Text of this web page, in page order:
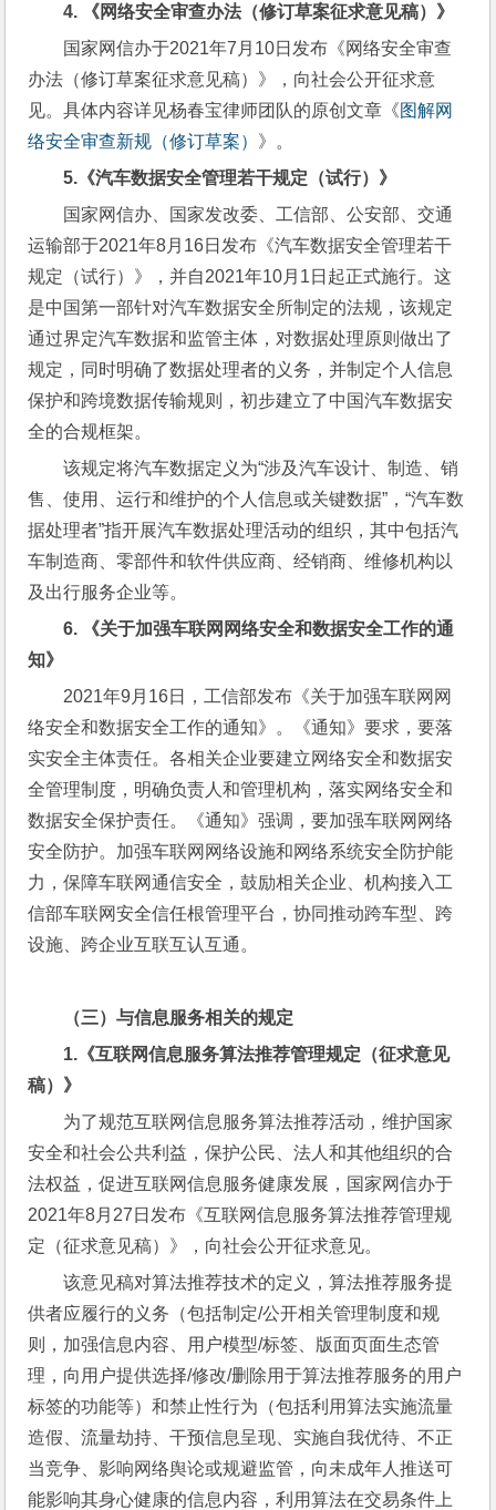
4.
《网络安全审查办法（修订草案征求意见稿）》
国家网信办于2021年7月10日发布《网络安全审查
办法（修订草案征求意见稿）》，向社会公开征求意
见。具体内容详见杨春宝律师团队的原创文章《图解网
络安全审查新规（修订草案） 》。
5. 《汽车数据安全管理若干规定（试行）》
国家网信办、国家发改委、工信部、公安部、交通
运输部于2021年8月16日发布《汽车数据安全管理若干
规定（试行）》，并自2021年10月1日起正式施行。这
是中国第一部针对汽车数据安全所制定的法规，该规定
通过界定汽车数据和监管主体，对数据处理原则做出了
规定，同时明确了数据处理者的义务，并制定个人信息
保护和跨境数据传输规则，初步建立了中国汽车数据安
全的合规框架。
该规定将汽车数据定义为“涉及汽车设计、制造、销
售、使用、运行和维护的个人信息或关键数据”，“汽车数
据处理者”指开展汽车数据处理活动的组织，其中包括汽
车制造商、零部件和软件供应商、经销商、维修机构以
及出行服务企业等。
6.
《关于加强车联网网络安全和数据安全工作的通
知》
2021年9月16日，工信部发布《关于加强车联网网
络安全和数据安全工作的通知》。《通知》要求，要落
实安全主体责任。各相关企业要建立网络安全和数据安
全管理制度，明确负责人和管理机构，落实网络安全和
数据安全保护责任。《通知》强调，要加强车联网网络
安全防护。加强车联网网络设施和网络系统安全防护能
力，保障车联网通信安全，鼓励相关企业、机构接入工
信部车联网安全信任根管理平台，协同推动跨车型、跨
设施、跨企业互联互认互通。
（三）与信息服务相关的规定
1. 《互联网信息服务算法推荐管理规定（征求意见
稿）》
为了规范互联网信息服务算法推荐活动，维护国家
安全和社会公共利益，保护公民、法人和其他组织的合
法权益，促进互联网信息服务健康发展，国家网信办于
2021年8月27日发布《互联网信息服务算法推荐管理规
定（征求意见稿）》，向社会公开征求意见。
该意见稿对算法推荐技术的定义，算法推荐服务提
供者应履行的义务（包括制定/公开相关管理制度和规
则，加强信息内容、用户模型/标签、版面页面生态管
理，向用户提供选择/修改/删除用于算法推荐服务的用户
标签的功能等）和禁止性行为（包括利用算法实施流量
造假、流量劫持、干预信息呈现、实施自我优待、不正
当竞争、影响网络舆论或规避监管，向未成年人推送可
能影响其身心健康的信息内容，利用算法在交易条件上